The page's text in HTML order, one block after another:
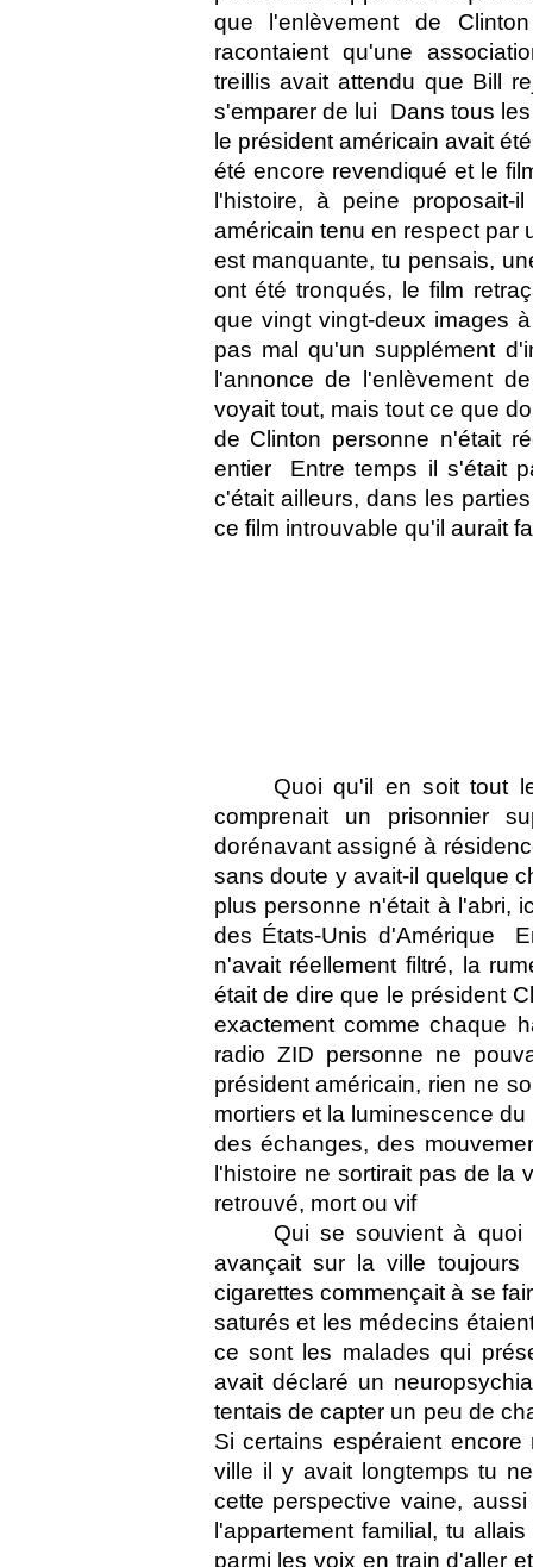
que l'enlèvement de
racontaient qu'une
treillis avait attendu que Bill
s'emparer de lui  Dans tous
le président américain avait
été encore revendiqué et le
l'histoire, à peine
américain tenu en respect par
est manquante, tu pensais,
ont été tronqués, le film
que vingt vingt-deux images
pas mal qu'un supplément
l'annonce de l'enlèvement
voyait tout, mais tout ce que
de Clinton personne n'était
entier  Entre temps il s'était
c'était ailleurs, dans les
ce film introuvable qu'il aurait
Quoi qu'il en soit tout
comprenait un prisonnier
dorénavant assigné à
sans doute y avait-il quelque
plus personne n'était à l'abri,
des États-Unis d'Amérique 
n'avait réellement filtré, la
était de dire que le président
exactement comme chaque
radio ZID personne ne
président américain, rien ne
mortiers et la luminescence
des échanges, des
l'histoire ne sortirait pas de la
retrouvé, mort ou vif 
Qui se souvient à
avançait sur la ville
cigarettes commençait à se
saturés et les médecins
ce sont les malades qui
avait déclaré un
tentais de capter un peu de
Si certains espéraient
ville il y avait longtemps tu
cette perspective vaine,
l'appartement familial, tu
parmi les voix en train d'aller